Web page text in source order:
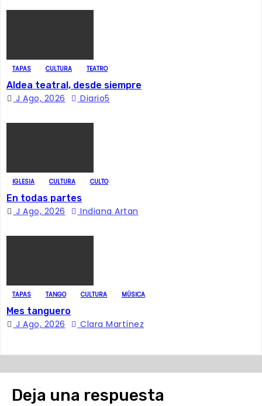
e
e
t
r
a
TAPAS CULTURA TEATRO
Aldea teatral, desde siempre
J Ago, 2026 Diario5
IGLESIA CULTURA CULTO
En todas partes
J Ago, 2026 Indiana Artan
TAPAS TANGO CULTURA MÚSICA
Mes tanguero
J Ago, 2026 Clara Martínez
Deja una respuesta